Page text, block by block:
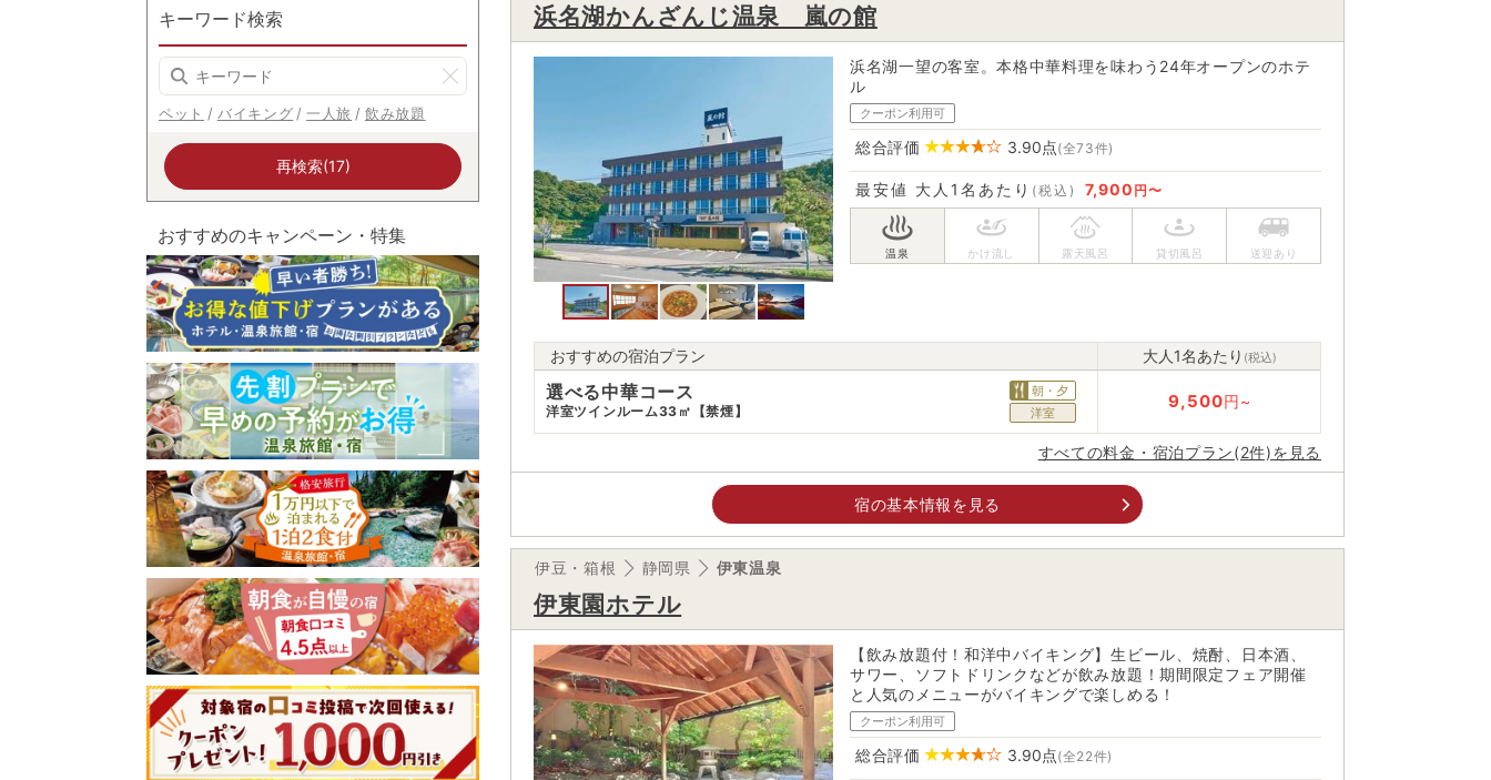
キーワード検索
ペット バイキング 一人旅 飲み放題
再検索(17)
おすすめのキャンペーン・特集
浜名湖かんざんじ温泉 嵐の館
浜名湖一望の客室。本格中華料理を味わう24年オープンのホテ
ル
クーポン利用可
総合評価 3.90点(全73件)
最安値 大人1名あたり (税込) 7,900 円〜
おすすめの宿泊プラン 大人1名あたり (税込)
選べる中華コース
洋室ツインルーム33㎡【禁煙】
朝・夕
洋室
9,500円~
すべての料金・宿泊プラン(2件)を見る
宿の基本情報を見る
伊豆・箱根 静岡県 伊東温泉
伊東園ホテル
【飲み放題付！和洋中バイキング】生ビール、焼酎、日本酒、
サワー、ソフトドリンクなどが飲み放題！期間限定フェア開催
と人気のメニューがバイキングで楽しめる！
クーポン利用可
総合評価 3.90点(全22件)